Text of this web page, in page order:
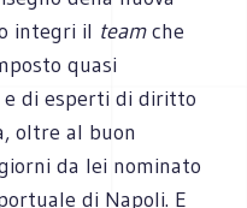
integri il teamche
quasi
e di esperti di diritto
oltre al buon
da lei nominato
di Napoli. E